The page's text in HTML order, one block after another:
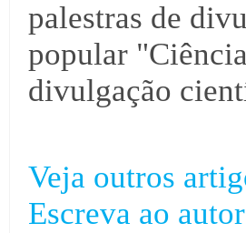
palestras de
popular
divulgação
Veja outros
Escreva ao